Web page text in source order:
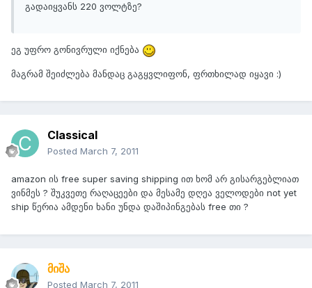
გადაიყვანს 220 ვოლტზე?
ეგ უფრო გონივრული იქნება
მაგრამ შეიძლება მანდაც გაგყვლიფონ, ფრთხილად იყავი :)
Classical
Posted March 7, 2011
amazon ის free super saving shipping ით ხომ არ გისარგებლიათ
ვინმეს ? შუკვეთე რაღაცეები და მესამე დღეა ველოდები not yet
ship წერია ამდენი ხანი უნდა დაშიპინგებას free თი ?
მიშა
Posted March 7, 2011